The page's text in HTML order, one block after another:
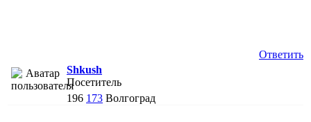
Ответить
Shkush
Посетитель
196 173 Волгоград